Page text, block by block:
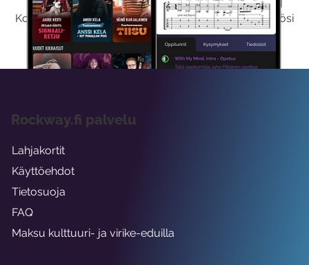
Kokeilemalla ilmaiseksi saat koko sisältömme käyttöösi
viikon ajaksi.
Rockway.fi palvelu
Lahjakortit
Käyttöehdot
Tietosuoja
FAQ
Maksu kulttuuri- ja virike-eduilla